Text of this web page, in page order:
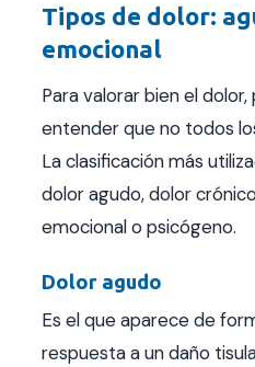
Tipos de dolor:
emocional
Para valorar bien el
entender que no todos
La clasificación más
dolor agudo, dolor
emocional o psicógeno.
Dolor agudo
Es el que aparece de
respuesta a un daño